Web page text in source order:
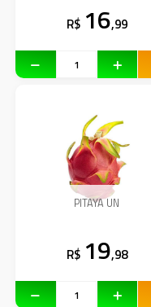
R$ 16,99
PITAYA UN
R$ 19,98